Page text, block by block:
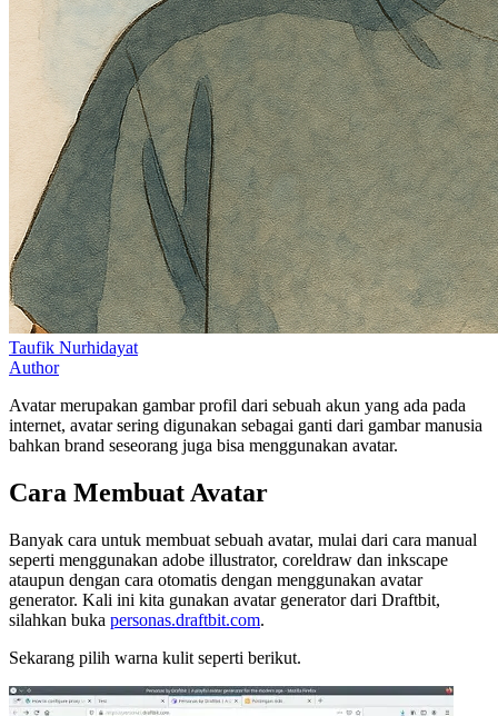
Taufik Nurhidayat
Author
Avatar merupakan gambar profil dari sebuah akun yang ada pada
internet, avatar sering digunakan sebagai ganti dari gambar manusia
bahkan brand seseorang juga bisa menggunakan avatar.
Cara Membuat Avatar
Banyak cara untuk membuat sebuah avatar, mulai dari cara manual
seperti menggunakan adobe illustrator, coreldraw dan inkscape
ataupun dengan cara otomatis dengan menggunakan avatar
generator. Kali ini kita gunakan avatar generator dari Draftbit,
silahkan buka personas.draftbit.com.
Sekarang pilih warna kulit seperti berikut.